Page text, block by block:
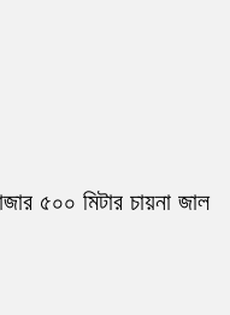
৫০০ মিটার চায়না জাল